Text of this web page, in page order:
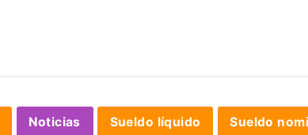
Noticias Sueldo líquido Sueldo